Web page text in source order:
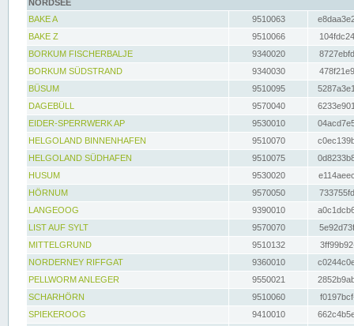
NORDSEE
BAKE A
9510063
BAKE Z
9510066
BORKUM FISCHERBALJE
9340020
BORKUM SÜDSTRAND
9340030
BÜSUM
9510095
DAGEBÜLL
9570040
EIDER-SPERRWERK AP
9530010
HELGOLAND BINNENHAFEN
9510070
HELGOLAND SÜDHAFEN
9510075
HUSUM
9530020
HÖRNUM
9570050
LANGEOOG
9390010
LIST AUF SYLT
9570070
MITTELGRUND
9510132
NORDERNEY RIFFGAT
9360010
PELLWORM ANLEGER
9550021
SCHARHÖRN
9510060
SPIEKEROOG
9410010